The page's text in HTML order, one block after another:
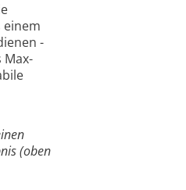
einem
-
Max-
(oben